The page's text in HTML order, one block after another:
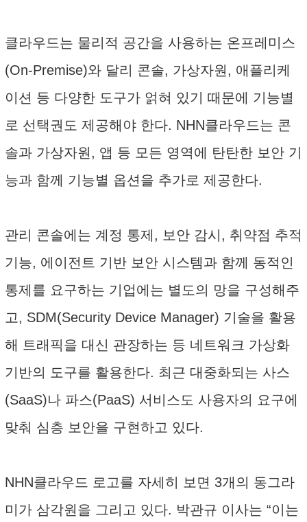
클라우드는 물리적 공간을 사용하는 온프레미스
(On-Premise)와 달리 콘솔, 가상자원, 애플리케
이션 등 다양한 도구가 얽혀 있기 때문에 기능별
로 선택권도 제공해야 한다. NHN클라우드는 콘
솔과 가상자원, 앱 등 모든 영역에 탄탄한 보안 기
능과 함께 기능별 옵션을 추가로 제공한다.
관리 콘솔에는 계정 통제, 보안 감시, 취약점 추적
기능, 에이전트 기반 보안 시스템과 함께 동적인
통제를 요구하는 기업에는 별도의 망을 구성해주
고, SDM(Security Device Manager) 기술을 활용
해 트래픽을 대신 관장하는 등 네트워크 가상화
기반의 도구를 활용한다. 최근 대중화되는 사스
(SaaS)나 파스(PaaS) 서비스도 사용자의 요구에
맞춰 심층 보안을 구현하고 있다.
NHN클라우드 로고를 자세히 보면 3개의 동그라
미가 삼각원을 그리고 있다. 박관규 이사는 “이는